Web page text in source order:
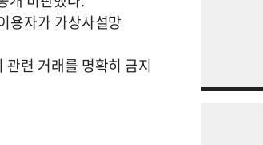
용자가 가상사설망
련 거래를 명확히 금지